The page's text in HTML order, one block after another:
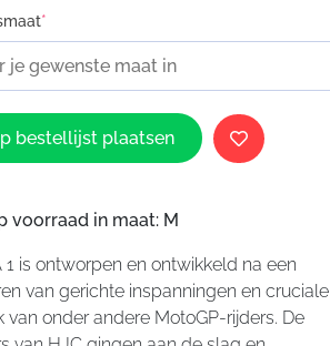
*
bestellijst plaatsen
voorraad in maat: M
1 is ontworpen en ontwikkeld na een
van gerichte inspanningen en cruciale
van onder andere MotoGP-rijders. De